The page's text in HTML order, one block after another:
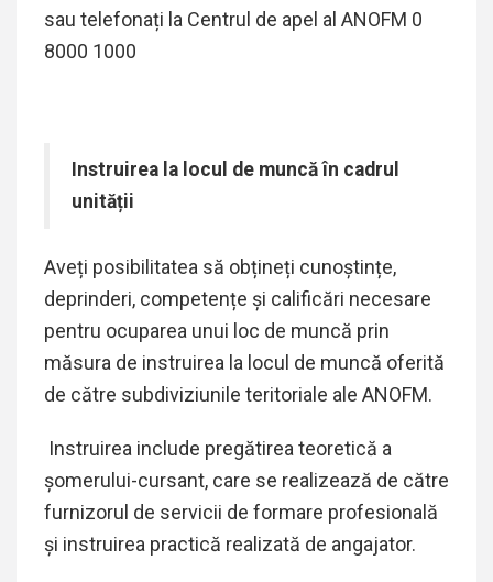
sau telefonați la Centrul de apel al ANOFM 0
8000 1000
Instruirea la locul de muncă în cadrul
unității
Aveți posibilitatea să obțineți cunoștințe,
deprinderi, competențe și calificări necesare
pentru ocuparea unui loc de muncă prin
măsura de instruirea la locul de muncă oferită
de către subdiviziunile teritoriale ale ANOFM.
Instruirea include pregătirea teoretică a
șomerului-cursant, care se realizează de către
furnizorul de servicii de formare profesională
și instruirea practică realizată de angajator.